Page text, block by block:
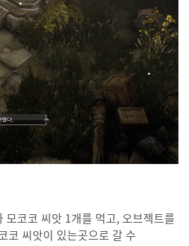
모코코 씨앗 1개를 먹고, 오브젝트를
코 씨앗이 있는곳으로 갈 수